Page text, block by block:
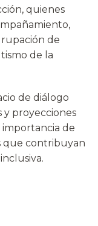
quienes
de
de la
de diálogo
proyecciones
de
que contribuyan